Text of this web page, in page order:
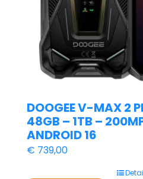
DOOGEE V-MAX 2
48GB – 1TB –
ANDROID 16
€ 739,00